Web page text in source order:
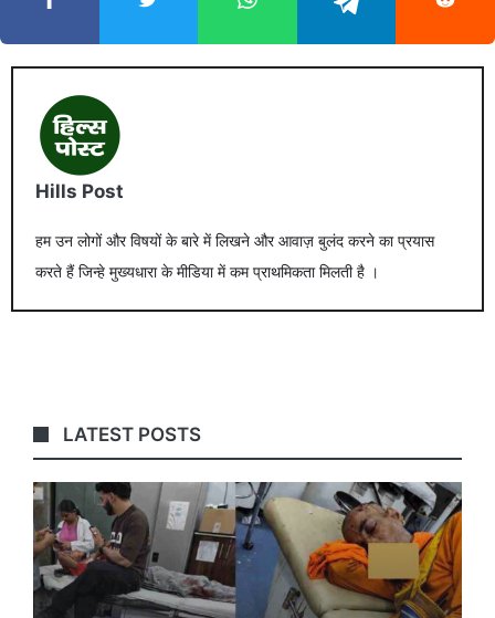
Hills Post
हम उन लोगों और विषयों के बारे में लिखने और आवाज़ बुलंद करने का प्रयास
करते हैं जिन्हे मुख्यधारा के मीडिया में कम प्राथमिकता मिलती है ।
LATEST POSTS